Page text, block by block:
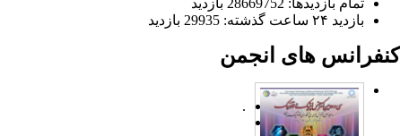
تمام بازدید‌ها: 28669752 بازدید
بازدید ۲۴ ساعت گذشته: 29935 بازدید
کنفرانس های انجمن
.